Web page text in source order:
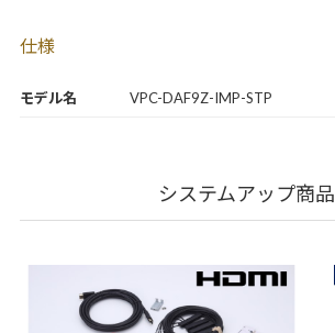
モデル名 VPC-DAF9Z-IMP-STP
仕様
システムアップ商品